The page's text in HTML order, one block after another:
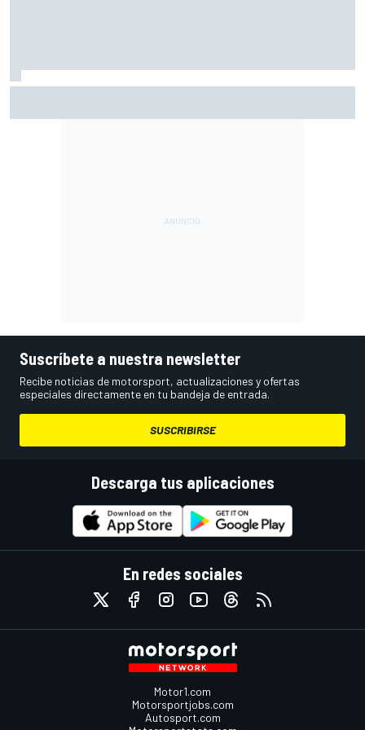
Suscríbete a nuestra newsletter
Recibe noticias de motorsport, actualizaciones y ofertas
especiales directamente en tu bandeja de entrada.
SUSCRIBIRSE
Descarga tus aplicaciones
En redes sociales
Motor1.com
Motorsportjobs.com
Autosport.com